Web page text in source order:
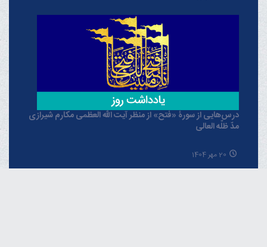
درس‌هایی از سورۀ «فتح» از منظر آیت الله العظمی مکارم شیرازی
مدّ ظلّه العالی
20 مهر 1404